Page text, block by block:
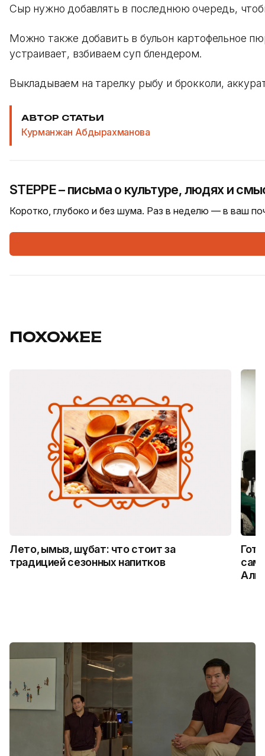
Сыр нужно добавлять в последнюю очередь,
Можно также добавить в бульон картофельное
устраивает, взбиваем суп блендером.
Выкладываем на тарелку рыбу и брокколи,
АВТОР СТАТЬИ
Курманжан Абдырахманова
STEPPE – письма о культуре, людях и
Коротко, глубоко и без шума. Раз в неделю — в ваш
ПОХОЖЕЕ
Лето, қымыз, шұбат: что стоит за
традицией сезонных напитков